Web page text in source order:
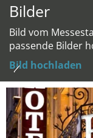
Bilder
Bild vom
passende Bilder
Bild hochladen